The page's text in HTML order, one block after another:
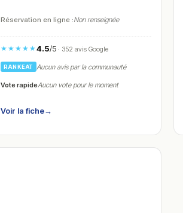
Réservation en ligne :Non renseignée
★★★★★4.5/5· 352 avis Google
RANKEAT Aucun avis par la communauté
Vote rapideAucun vote pour le moment
Voir la fiche→